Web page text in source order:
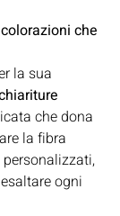
che
la sua
che dona
la fibra
ogni